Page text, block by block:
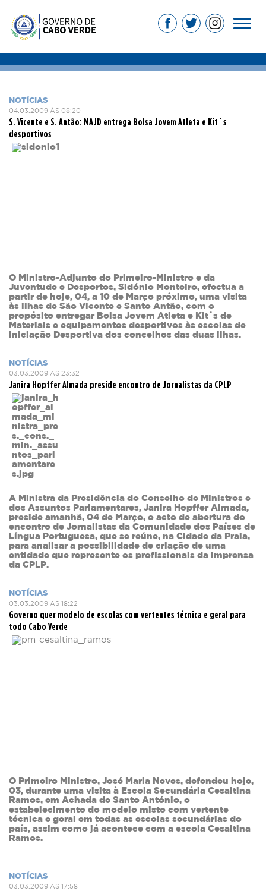
NOTÍCIAS
04.03.2009 ÀS 08:20
S. Vicente e S. Antão: MAJD entrega Bolsa Jovem Atleta e Kit´s
desportivos
O Ministro-Adjunto do Primeiro-Ministro e da
Juventude e Desportos, Sidónio Monteiro, efectua a
partir de hoje, 04, a 10 de Março próximo, uma visita
às ilhas de São Vicente e Santo Antão, com o
propósito entregar Bolsa Jovem Atleta e Kit´s de
Materiais e equipamentos desportivos às escolas de
Iniciação Desportiva dos concelhos das duas ilhas.
NOTÍCIAS
03.03.2009 ÀS 23:32
Janira Hopffer Almada preside encontro de Jornalistas da CPLP
A Ministra da Presidência do Conselho de Ministros e
dos Assuntos Parlamentares, Janira Hopffer Almada,
preside amanhã, 04 de Março, o acto de abertura do
encontro de Jornalistas da Comunidade dos Países de
Língua Portuguesa, que se reúne, na Cidade da Praia,
para analisar a possibilidade de criação de uma
entidade que represente os profissionais da imprensa
da CPLP.
NOTÍCIAS
03.03.2009 ÀS 18:22
Governo quer modelo de escolas com vertentes técnica e geral para
todo Cabo Verde
O Primeiro Ministro, José Maria Neves, defendeu hoje,
03, durante uma visita à Escola Secundária Cesaltina
Ramos, em Achada de Santo António, o
estabelecimento do modelo misto com vertente
técnica e geral em todas as escolas secundárias do
país, assim como já acontece com a escola Cesaltina
Ramos.
NOTÍCIAS
03.03.2009 ÀS 17:58